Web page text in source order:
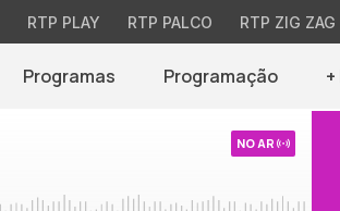
RTP PLAY RTP PALCO RTP ZIG ZAG
Programas Programação
NO AR